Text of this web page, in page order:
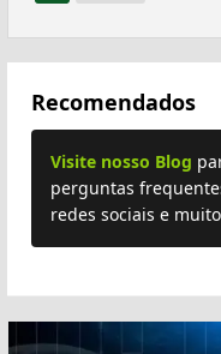
Recomendados
Visite nosso Blog
perguntas
redes sociais e